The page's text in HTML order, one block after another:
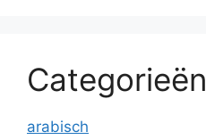
Categorieën
arabisch